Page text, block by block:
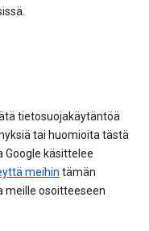
tietosuojakäytäntöä
tai huomioita tästä
käsittelee
meihin tämän
meille osoitteeseen